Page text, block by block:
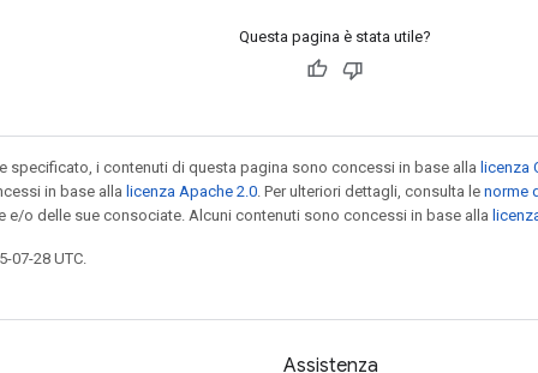
Questa pagina è stata utile?
specificato, i contenuti di questa pagina sono concessi in base alla licenza
in base alla licenza Apache 2.0 . Per ulteriori dettagli, consulta le norme
e/o delle sue consociate. Alcuni contenuti sono concessi in base alla
07-28 UTC.
Assistenza